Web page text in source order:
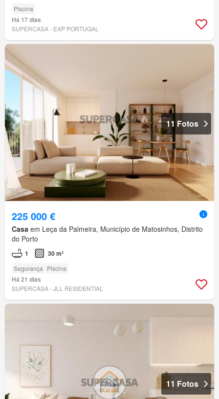
Piscina
Há 17 dias
SUPERCASA - EXP PORTUGAL
11 Fotos
225 000 €
Casa em Leça da Palmeira, Município de Matosinhos, Distrito
do Porto
1 30 m²
Segurança Piscina
Há 21 dias
SUPERCASA - JLL RESIDENTIAL
11 Fotos